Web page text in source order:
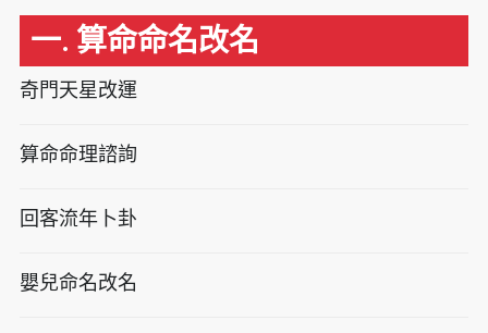
一. 算命命名改名
奇門天星改運
算命命理諮詢
回客流年卜卦
嬰兒命名改名